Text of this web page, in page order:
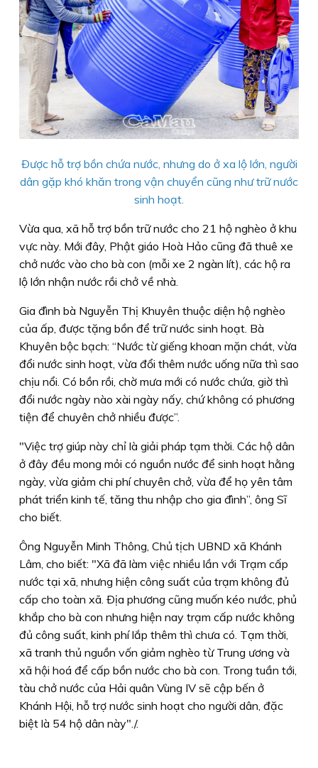
Ðược hỗ trợ bồn chứa nước, nhưng do ở xa lộ lớn, người
dân gặp khó khăn trong vận chuyển cũng như trữ nước
sinh hoạt.
Vừa qua, xã hỗ trợ bồn trữ nước cho 21 hộ nghèo ở khu
vực này. Mới đây, Phật giáo Hoà Hảo cũng đã thuê xe
chở nước vào cho bà con (mỗi xe 2 ngàn lít), các hộ ra
lộ lớn nhận nước rồi chở về nhà.
Gia đình bà Nguyễn Thị Khuyên thuộc diện hộ nghèo
của ấp, được tặng bồn để trữ nước sinh hoạt. Bà
Khuyên bộc bạch: “Nước từ giếng khoan mặn chát, vừa
đổi nước sinh hoạt, vừa đổi thêm nước uống nữa thì sao
chịu nổi. Có bồn rồi, chờ mưa mới có nước chứa, giờ thì
đổi nước ngày nào xài ngày nấy, chứ không có phương
tiện để chuyên chở nhiều được”.
"Việc trợ giúp này chỉ là giải pháp tạm thời. Các hộ dân
ở đây đều mong mỏi có nguồn nước để sinh hoạt hằng
ngày, vừa giảm chi phí chuyên chở, vừa để họ yên tâm
phát triển kinh tế, tăng thu nhập cho gia đình”, ông Sĩ
cho biết.
Ông Nguyễn Minh Thông, Chủ tịch UBND xã Khánh
Lâm, cho biết: "Xã đã làm việc nhiều lần với Trạm cấp
nước tại xã, nhưng hiện công suất của trạm không đủ
cấp cho toàn xã. Ðịa phương cũng muốn kéo nước, phủ
khắp cho bà con nhưng hiện nay trạm cấp nước không
đủ công suất, kinh phí lắp thêm thì chưa có. Tạm thời,
xã tranh thủ nguồn vốn giảm nghèo từ Trung ương và
xã hội hoá để cấp bồn nước cho bà con. Trong tuần tới,
tàu chở nước của Hải quân Vùng IV sẽ cập bến ở
Khánh Hội, hỗ trợ nước sinh hoạt cho người dân, đặc
biệt là 54 hộ dân này"./.